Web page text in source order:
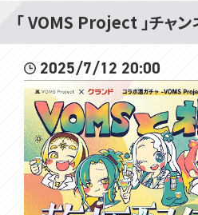
◆コラボ酒ガチャ-VOMS Project-と
GYARI描き下ろしオリジナルラベルのお
ランダムで春の限定酒1本、KURAND
届けします。購入特典として、「VOMS
リジナルラベルステッカー」がついてきま
◆注文期間◆
2022年4月8日（金）17:00 ～ 5月9日（
◆購入ページはこちら◆
https://kurand.jp/products/
ign=1048___
「 VOMS Project 」チャン
2025/7/12 20:00